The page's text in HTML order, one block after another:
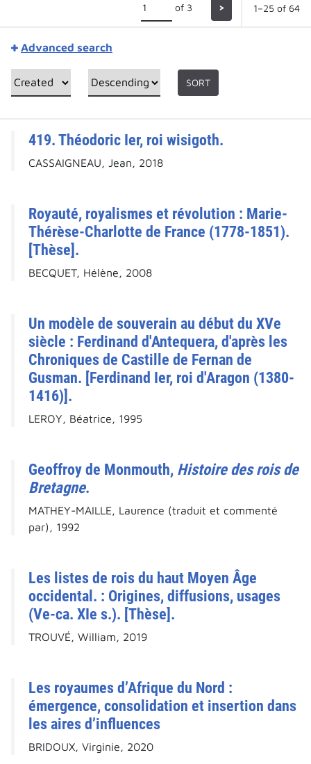
of 3 > 1–25 of 64
Advanced search
SORT
419. Théodoric Ier, roi wisigoth.
CASSAIGNEAU, Jean, 2018
Royauté, royalismes et révolution : Marie-
Thérèse-Charlotte de France (1778-1851).
[Thèse].
BECQUET, Hélène, 2008
Un modèle de souverain au début du XVe
siècle : Ferdinand d'Antequera, d'après les
Chroniques de Castille de Fernan de
Gusman. [Ferdinand Ier, roi d'Aragon (1380-
1416)].
LEROY, Béatrice, 1995
Geoffroy de Monmouth, Histoire des rois de
Bretagne.
MATHEY-MAILLE, Laurence (traduit et commenté
par), 1992
Les listes de rois du haut Moyen Âge
occidental. : Origines, diffusions, usages
(Ve-ca. XIe s.). [Thèse].
TROUVÉ, William, 2019
Les royaumes d’Afrique du Nord :
émergence, consolidation et insertion dans
les aires d’influences
BRIDOUX, Virginie, 2020